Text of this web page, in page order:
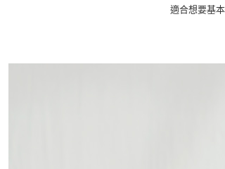
適合想要基